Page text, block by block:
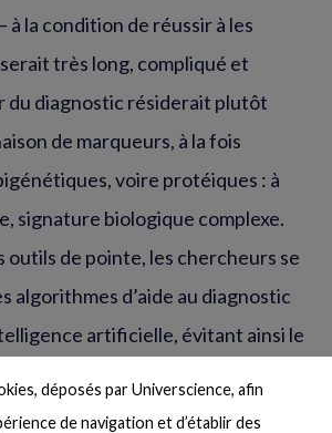
déposés par Universcience, afin
de navigation et d’établir des
à la condition de réussir à les
très long, compliqué et
du diagnostic résiderait plutôt
de marqueurs, à la fois
voire protéiques : à
signature biologique complexe.
outils de pointe, les chercheurs se
algorithmes d’aide au diagnostic
artificielle, évitant ainsi le
Le plus souvent, une bonne